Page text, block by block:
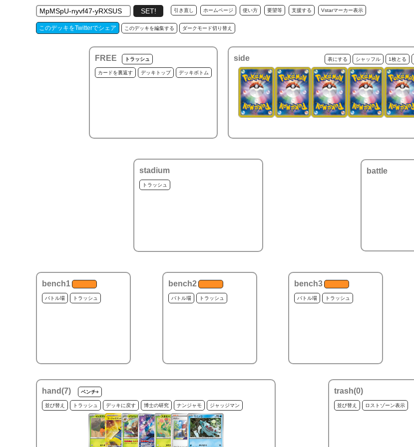
引き直し ホームページ 使い方 要望等 支援する Vstarマーカー表示
このデッキをTwitterでシェア このデッキを編集する ダークモード切り替え
FREE トラッシュ
カードを裏返す デッキトップ デッキボトム
side 表にする シャッフル 1枚とる
stadium
トラッシュ
battle
bench1
バトル場 トラッシュ
bench2
バトル場 トラッシュ
bench3
バトル場 トラッシュ
hand(7) ベンチ+
並び替え トラッシュ デッキに戻す 博士の研究 ナンジャモ ジャッジマン
trash(0)
並び替え ロストゾーン表示